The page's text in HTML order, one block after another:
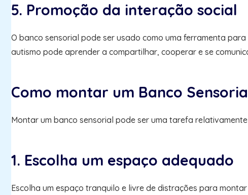
5. Promoção da interação social
O banco sensorial pode ser usado como uma ferramenta
autismo pode aprender a compartilhar, cooperar e se
Como montar um Banco
Montar um banco sensorial pode ser uma tarefa
1. Escolha um espaço adequado
Escolha um espaço tranquilo e livre de distrações para